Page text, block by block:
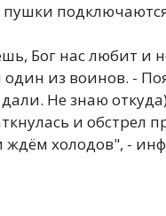
Бог нас любит и
один из воинов. -
Не знаю
и обстрел
ждём холодов", -